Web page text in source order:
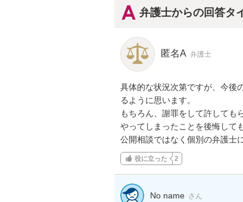
弁護士からの回答タ
匿名A 弁護士
具体的な状況次第ですが、今後
るように思います。
もちろん、謝罪をして許しても
やってしまったことを後悔して
公開相談ではなく個別の弁護士
役に立った 2
No name さん